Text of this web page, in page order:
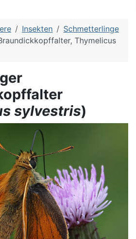
Insekten
Schmetterlinge
Thymelicus
sylvestris)